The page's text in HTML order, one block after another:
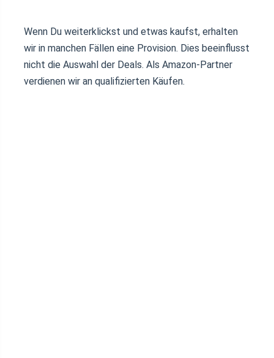
Wenn Du weiterklickst und etwas kaufst, erhalten
wir in manchen Fällen eine Provision. Dies beeinflusst
nicht die Auswahl der Deals. Als Amazon-Partner
verdienen wir an qualifizierten Käufen.